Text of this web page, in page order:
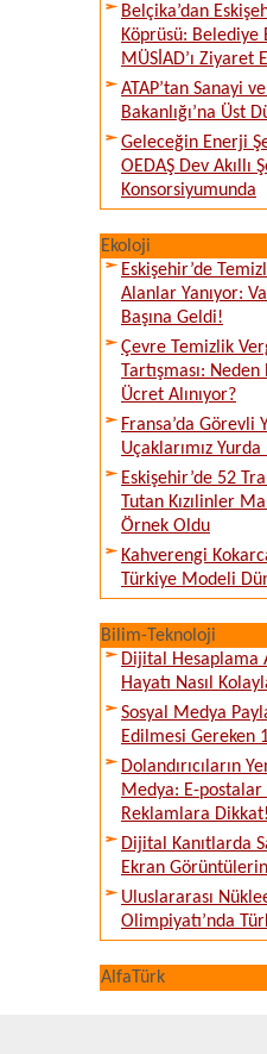
Belçika’dan
Köprüsü: Belediye
MÜSİAD’ı Ziyaret
ATAP’tan Sanayi
Bakanlığı’na Üst
Geleceğin Enerji
OEDAŞ Dev Akıllı
Konsorsiyumunda
Ekoloji
Eskişehir’de
Alanlar Yanıyor:
Başına Geldi!
Çevre Temizlik
Tartışması:
Ücret Alınıyor?
Fransa’da Görevli
Uçaklarımız
Eskişehir’de 52
Tutan Kızılinler
Örnek Oldu
Kahverengi
Türkiye Modeli
Bilim-Teknoloji
Dijital Hesaplama
Hayatı Nasıl
Sosyal Medya
Edilmesi Gereken
Dolandırıcıların
Medya: E-postalar
Reklamlara
Dijital Kanıtlarda
Ekran
Uluslararası
Olimpiyatı’nda
AlfaTürk